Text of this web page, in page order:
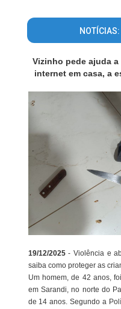
Vizinho pede ajuda
internet em casa, a
19/12/2025- Violência e
saiba como proteger as
Um homem, de 42 anos,
em Sarandi, no norte do
de 14 anos. Segundo a